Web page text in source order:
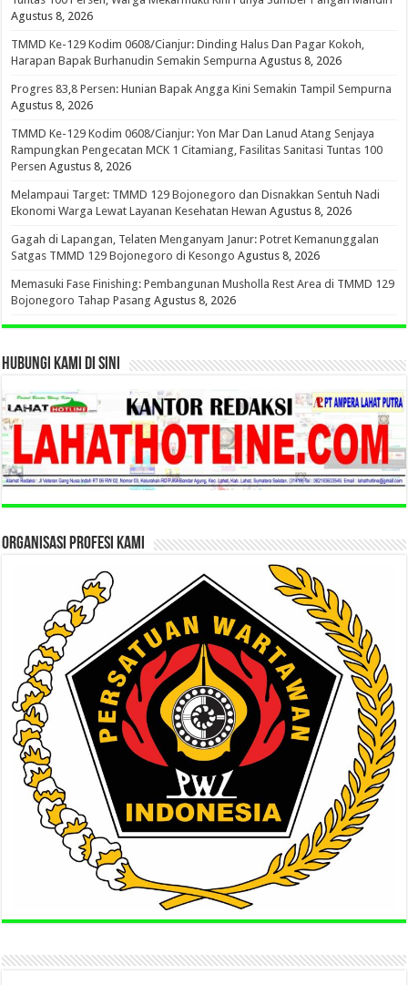
Agustus 8, 2026
TMMD Ke-129 Kodim 0608/Cianjur: Dinding Halus Dan Pagar Kokoh,
Harapan Bapak Burhanudin Semakin Sempurna Agustus 8, 2026
Progres 83,8 Persen: Hunian Bapak Angga Kini Semakin Tampil Sempurna
Agustus 8, 2026
TMMD Ke-129 Kodim 0608/Cianjur: Yon Mar Dan Lanud Atang Senjaya
Rampungkan Pengecatan MCK 1 Citamiang, Fasilitas Sanitasi Tuntas 100
Persen Agustus 8, 2026
Melampaui Target: TMMD 129 Bojonegoro dan Disnakkan Sentuh Nadi
Ekonomi Warga Lewat Layanan Kesehatan Hewan Agustus 8, 2026
Gagah di Lapangan, Telaten Menganyam Janur: Potret Kemanunggalan
Satgas TMMD 129 Bojonegoro di Kesongo Agustus 8, 2026
Memasuki Fase Finishing: Pembangunan Musholla Rest Area di TMMD 129
Bojonegoro Tahap Pasang Agustus 8, 2026
HUBUNGI KAMI DI SINI
ORGANISASI PROFESI KAMI